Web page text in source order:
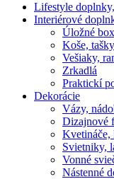
Lifestyle
Interiérové
Úložné
Koše, tašky
Vešiaky,
Zrkadlá
Praktickí
Dekorácie
Vázy,
Dizajnové
Kvetináče,
Svietniky,
Vonné
Nástenné